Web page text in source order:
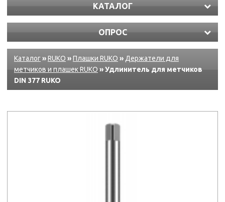
КАТАЛОГ
ОПРОС
Каталог»RUKO »Плашки RUKO » Держатели для
метчиков и плашек RUKO » Удлинитель для метчиков
DIN 377 RUKO